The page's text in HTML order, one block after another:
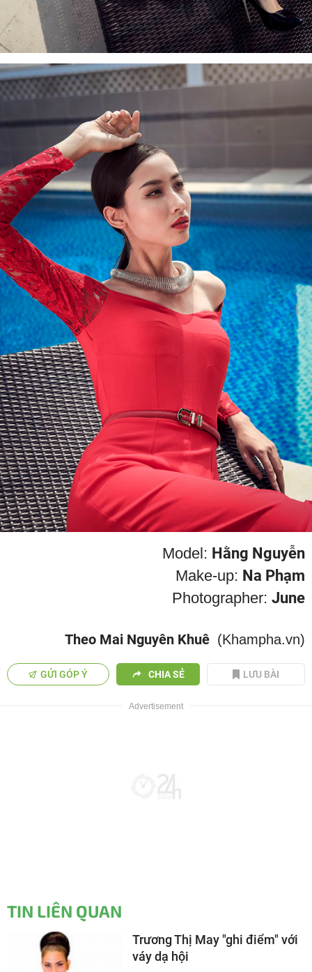
Model: Hằng Nguyễn
Make-up: Na Phạm
Photographer: June
Theo Mai Nguyên Khuê (Khampha.vn)
GỬI GÓP Ý CHIA SẺ LƯU BÀI
TIN LIÊN QUAN
Trương Thị May "ghi điểm" với
váy dạ hội